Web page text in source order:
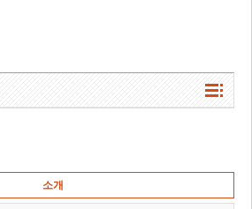
소개